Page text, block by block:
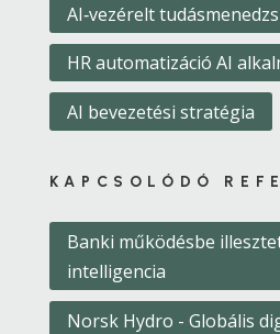
AI‑vezérelt
HR automatizáció AI
AI bevezetési stratégia
KAPCSOLÓDÓ
Banki működésbe
intelligencia
Norsk Hydro - Globális